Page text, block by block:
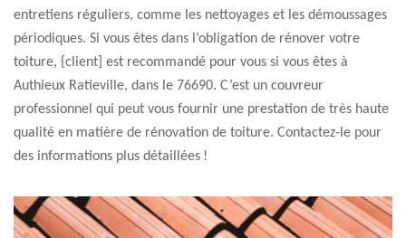
entretiens réguliers, comme les nettoyages et les démoussages
périodiques. Si vous êtes dans l’obligation de rénover votre
toiture, {client] est recommandé pour vous si vous êtes à
Authieux Ratieville, dans le 76690. C’est un couvreur
professionnel qui peut vous fournir une prestation de très haute
qualité en matière de rénovation de toiture. Contactez-le pour
des informations plus détaillées !